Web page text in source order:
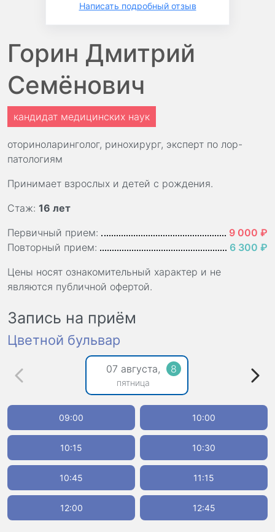
Горин Дмитрий
Семёнович
кандидат медицинских наук
оториноларинголог, ринохирург, эксперт по лор-
патологиям
Принимает взрослых и детей с рождения.
Стаж: 16 лет
Первичный прием:
9 000 ₽
Повторный прием:
6 300 ₽
Цены носят ознакомительный характер и не
являются публичной офертой.
Запись на приём
Цветной бульвар
8
07 августа,
пятница
09:00 10:00
10:15 10:30
10:45 11:15
12:00 12:45
Написать подробный отзыв